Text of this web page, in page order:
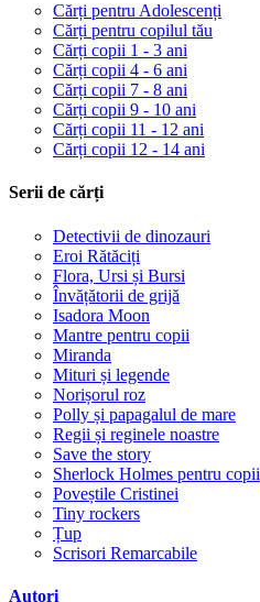
Cărți pentru Adolescenți
Cărți pentru copilul tău
Cărți copii 1 - 3 ani
Cărți copii 4 - 6 ani
Cărți copii 7 - 8 ani
Cărți copii 9 - 10 ani
Cărți copii 11 - 12 ani
Cărți copii 12 - 14 ani
Serii de cărți
Detectivii de dinozauri
Eroi Rătăciți
Flora, Ursi și Bursi
Învățătorii de grijă
Isadora Moon
Mantre pentru copii
Miranda
Mituri și legende
Norișorul roz
Polly și papagalul de mare
Regii și reginele noastre
Save the story
Sherlock Holmes pentru copii
Poveștile Cristinei
Tiny rockers
Țup
Scrisori Remarcabile
Autori